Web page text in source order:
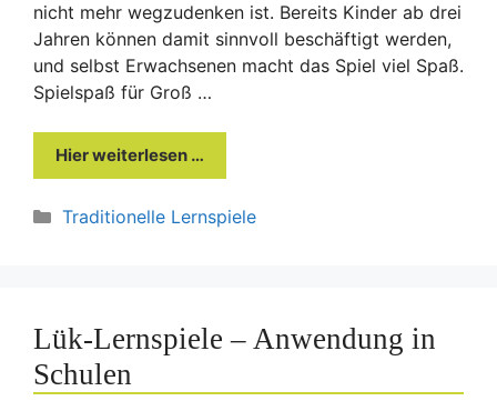
nicht mehr wegzudenken ist. Bereits Kinder ab drei
Jahren können damit sinnvoll beschäftigt werden,
und selbst Erwachsenen macht das Spiel viel Spaß.
Spielspaß für Groß …
Hier weiterlesen …
Kategorien
Traditionelle Lernspiele
Lük-Lernspiele – Anwendung in
Schulen